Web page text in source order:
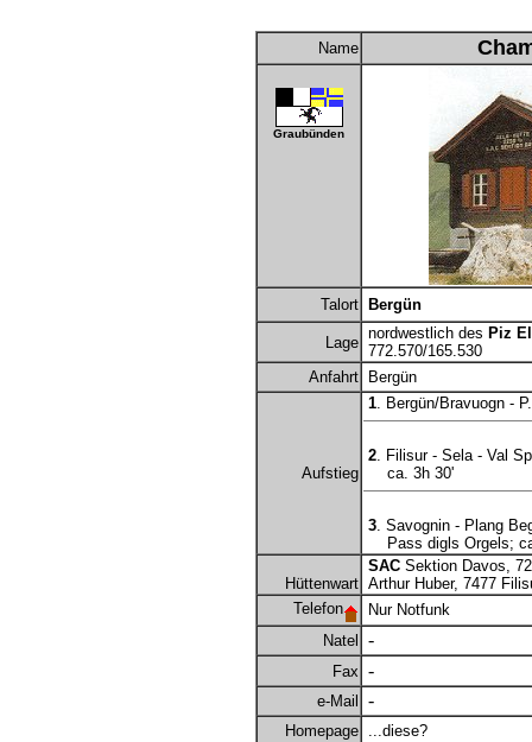
Name
Graubünden
Talort Bergün
Lage
nordwestlich des Piz
772.570/165.530
Anfahrt
Bergün
Aufstieg
1. Bergün/Bravuogn -
2. Filisur - Sela - Val
ca. 3h 30'
3. Savognin - Plang
Pass digls Orgels;
Hüttenwart
SAC Sektion Davos,
Arthur Huber, 7477
Telefon
Nur Notfunk
Natel
-
Fax -
e-Mail -
Homepage ...diese?